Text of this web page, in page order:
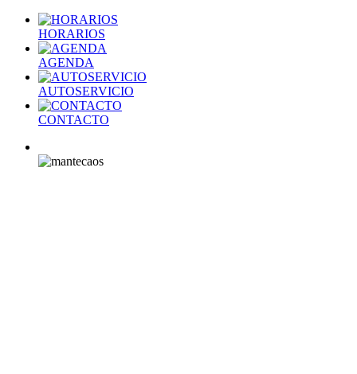
HORARIOS
AGENDA
AUTOSERVICIO
CONTACTO